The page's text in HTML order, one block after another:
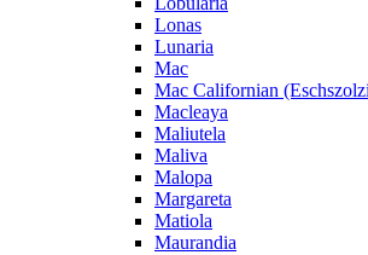
Lonas
Lunaria
Mac
Mac Californian
Macleaya
Maliutela
Maliva
Malopa
Margareta
Matiola
Maurandia